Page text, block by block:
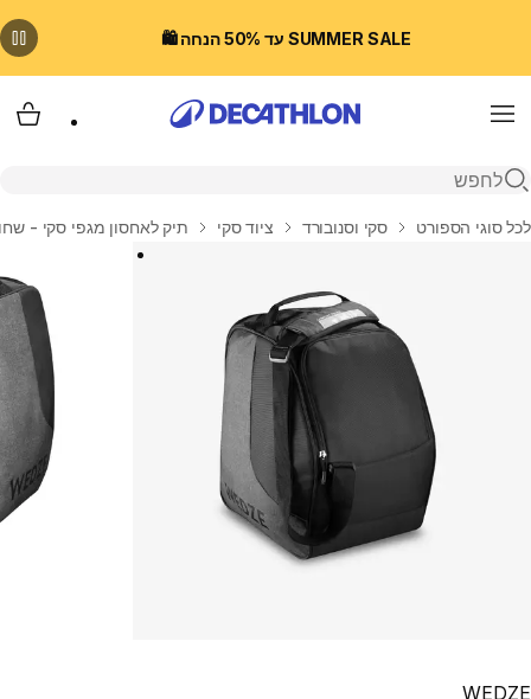
SUMMER SALE עד 50% הנחה 🛍️
Menu
פתיחת חיפוש
בית
לכל סוגי הספורט סקי וסנובורד ציוד סקי תיק לאחסון מגפי סקי -
WEDZE